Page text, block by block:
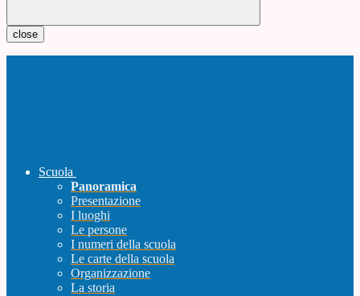
close
Scuola
Panoramica
Presentazione
I luoghi
Le persone
I numeri della scuola
Le carte della scuola
Organizzazione
La storia